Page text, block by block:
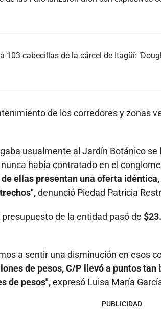
103 cabecillas de la cárcel de Itagüí:
de los corredores y zonas
usualmente al Jardín Botánico
había contratado en el
ellas presentan una oferta
denunció Piedad Patricia
de la entidad pasó de
a sentir una disminución en esos
de pesos, C/P llevó a puntos
de pesos",expresó Luisa María
PUBLICIDAD